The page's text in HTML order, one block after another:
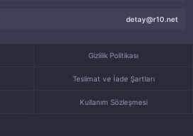
detay@r10.net
Gizlilik Politikası
Teslimat ve İade Şartları
Kullanım Sözleşmesi